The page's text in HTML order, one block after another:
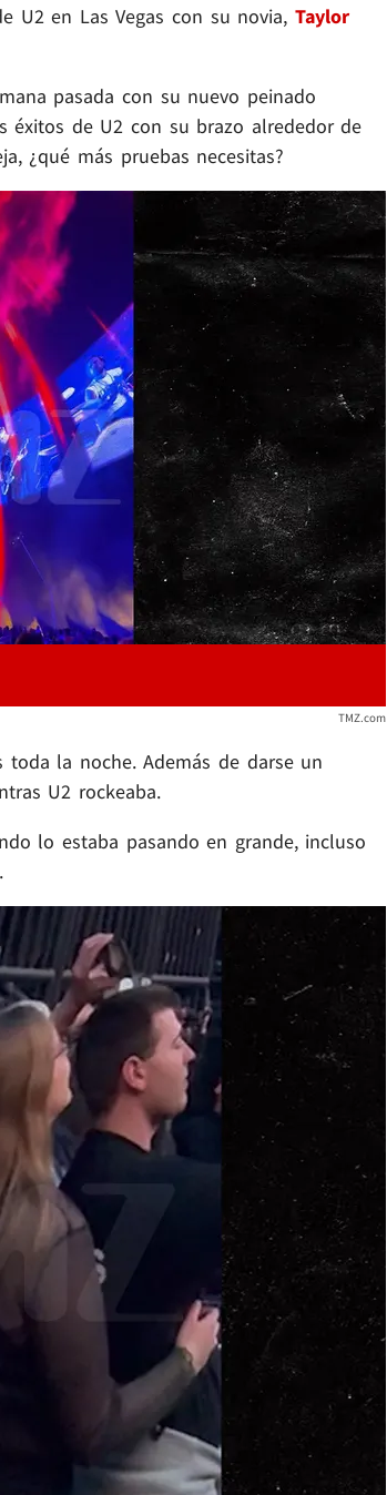
U2 en Las Vegas con su novia, Taylor
pasada con su nuevo peinado
éxitos de U2 con su brazo alrededor de
¿qué más pruebas necesitas?
video content
TMZ.com
la noche. Además de darse un
U2 rockeaba.
lo estaba pasando en grande, incluso